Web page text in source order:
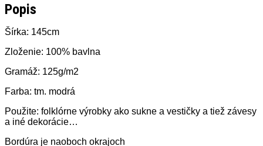
Popis
Šírka: 145cm
Zloženie: 100% bavlna
Gramáž: 125g/m2
Farba: tm. modrá
Použite: folklórne výrobky ako sukne a vestičky a tiež závesy
a iné dekorácie…
Bordúra je naoboch okrajoch